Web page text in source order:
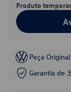
Produto
Peça
Garantia de